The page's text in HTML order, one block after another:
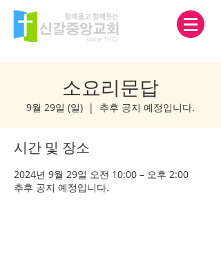
소요리문답
9월 29일 (일)
  |
추후 공지 예정입니다.
시간 및 장소
2024년 9월 29일 오전 10:00 – 오후 2:00
추후 공지 예정입니다.